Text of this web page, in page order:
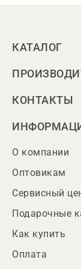
КАТАЛОГ
КОНТАКТЫ
О компании
Оптовикам
Сервисный
Подарочные
Как купить
Оплата